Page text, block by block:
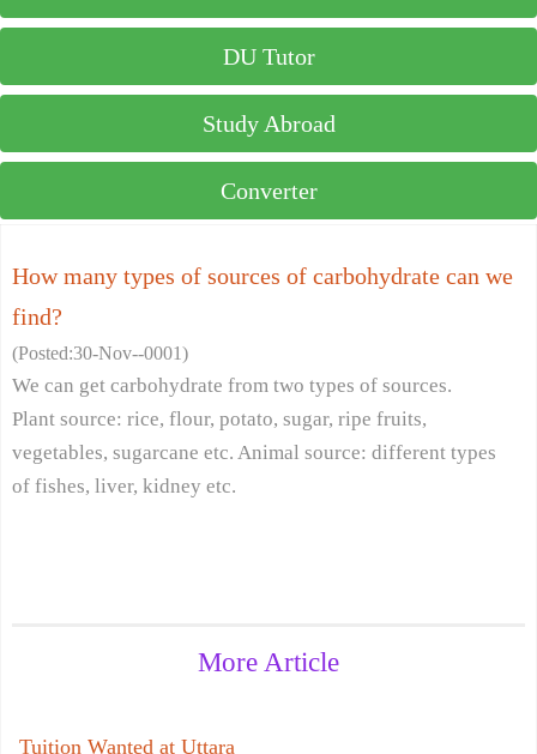
DU Tutor
Study Abroad
Converter
How many types of sources of carbohydrate can we
find?
(Posted:30-Nov--0001)
We can get carbohydrate from two types of sources.
Plant source: rice, flour, potato, sugar, ripe fruits,
vegetables, sugarcane etc. Animal source: different types
of fishes, liver, kidney etc.
More Article
Tuition Wanted at Uttara